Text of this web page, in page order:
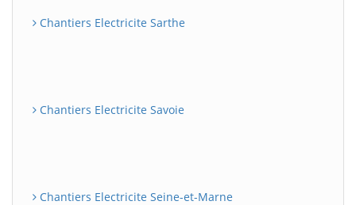
Chantiers Electricite Sarthe
Chantiers Electricite Savoie
Chantiers Electricite Seine-et-Marne